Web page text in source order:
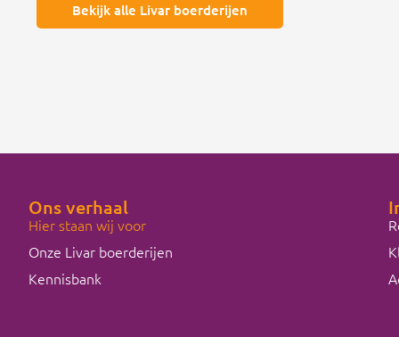
Bekijk alle Livar boerderijen
Ons verhaal
Hier staan wij voor
Onze Livar boerderijen
Kennisbank